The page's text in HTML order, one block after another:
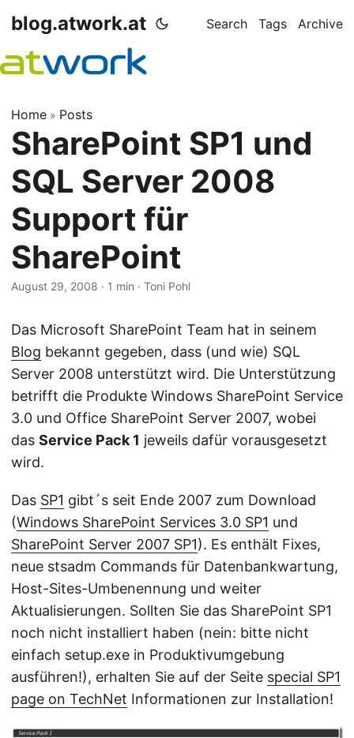
blog.atwork.at Search Tags Archive
Home » Posts
SharePoint SP1 und
SQL Server 2008
Support für
SharePoint
August 29, 2008 · 1 min · Toni Pohl
Das Microsoft SharePoint Team hat in seinem
Blog bekannt gegeben, dass (und wie) SQL
Server 2008 unterstützt wird. Die Unterstützung
betrifft die Produkte Windows SharePoint Service
3.0 und Office SharePoint Server 2007, wobei
das Service Pack 1 jeweils dafür vorausgesetzt
wird.
Das SP1 gibt´s seit Ende 2007 zum Download
(Windows SharePoint Services 3.0 SP1 und
SharePoint Server 2007 SP1). Es enthält Fixes,
neue stsadm Commands für Datenbankwartung,
Host-Sites-Umbenennung und weiter
Aktualisierungen. Sollten Sie das SharePoint SP1
noch nicht installiert haben (nein: bitte nicht
einfach setup.exe in Produktivumgebung
ausführen!), erhalten Sie auf der Seite special SP1
page on TechNet Informationen zur Installation!